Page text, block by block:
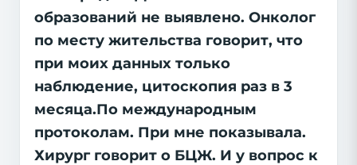
образований не выявлено. Онколог
по месту жительства говорит, что
при моих данных только
наблюдение, цитоскопия раз в 3
месяца.По международным
протоколам. При мне показывала.
Хирург говорит о БЦЖ. И у вопрос к